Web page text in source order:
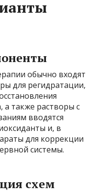
обычно входят
для регидратации,
а также растворы с
вводятся
и, в
для коррекции
системы.
схем